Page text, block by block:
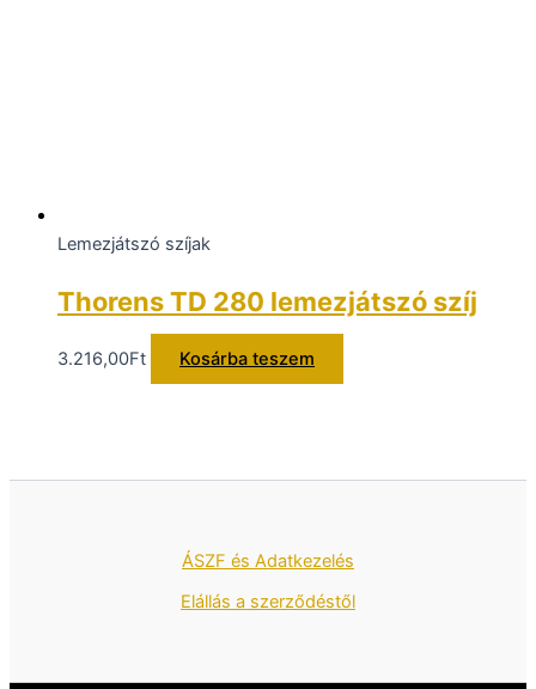
Lemezjátszó szíjak
Thorens TD 280 lemezjátszó szíj
3.216,00Ft Kosárba teszem
ÁSZF és Adatkezelés
Elállás a szerződéstől